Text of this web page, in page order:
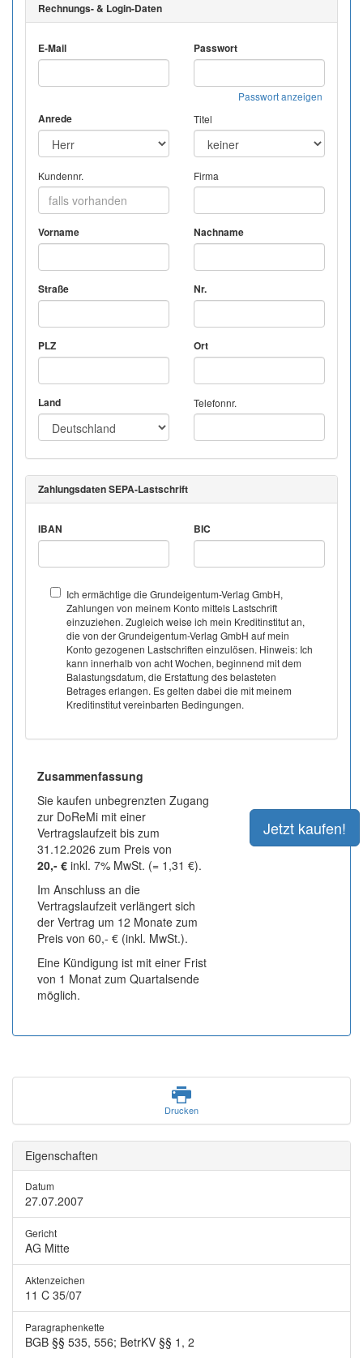
Rechnungs- & Login-Daten
E-Mail Passwort
Passwort anzeigen
Anrede Titel
Kundennr. Firma
Vorname Nachname
Straße Nr.
PLZ Ort
Land Telefonnr.
Zahlungsdaten SEPA-Lastschrift
IBAN BIC
Ich ermächtige die Grundeigentum-Verlag GmbH,
Zahlungen von meinem Konto mittels Lastschrift
einzuziehen. Zugleich weise ich mein Kreditinstitut an,
die von der Grundeigentum-Verlag GmbH auf mein
Konto gezogenen Lastschriften einzulösen. Hinweis: Ich
kann innerhalb von acht Wochen, beginnend mit dem
Balastungsdatum, die Erstattung des belasteten
Betrages erlangen. Es gelten dabei die mit meinem
Kreditinstitut vereinbarten Bedingungen.
Zusammenfassung
Sie kaufen unbegrenzten Zugang
zur DoReMi mit einer
Vertragslaufzeit bis zum
31.12.2026 zum Preis von
20,- € inkl. 7% MwSt. (= 1,31 €).
Im Anschluss an die
Vertragslaufzeit verlängert sich
der Vertrag um 12 Monate zum
Preis von 60,- € (inkl. MwSt.).
Eine Kündigung ist mit einer Frist
von 1 Monat zum Quartalsende
möglich.
Drucken
Eigenschaften
Datum
27.07.2007
Gericht
AG Mitte
Aktenzeichen
11 C 35/07
Paragraphenkette
BGB §§ 535, 556; BetrKV §§ 1, 2